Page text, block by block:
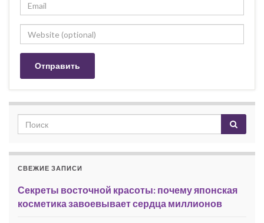
СВЕЖИЕ ЗАПИСИ
Секреты восточной красоты: почему японская
косметика завоевывает сердца миллионов